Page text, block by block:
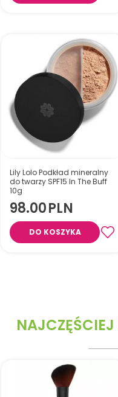
Lily Lolo Podkład mineralny
do twarzy SPF15 In The Buff
10g
98.00PLN
DO KOSZYKA